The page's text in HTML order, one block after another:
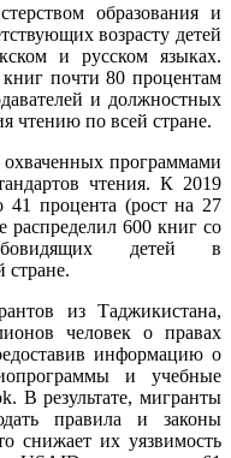
образования и
возрасту детей
и русском языках.
почти 80 процентам
и должностных
чтению по всей стране.
программами
чтения. К 2019
41 процента (рост на 27
600 книг со
детей в
стране.
из Таджикистана,
человек о правах
информацию о
и учебные
В результате, мигранты
правила и законы
снижает их уязвимость